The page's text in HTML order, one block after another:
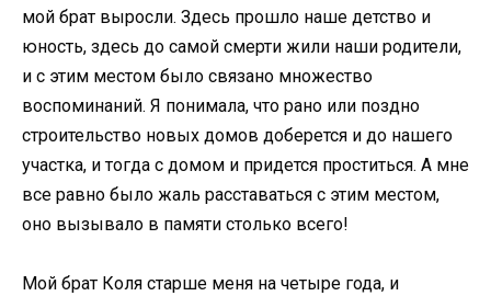
мой брат выросли. Здесь прошло наше детство и
юность, здесь до самой смерти жили наши родители,
и с этим местом было связано множество
воспоминаний. Я понимала, что рано или поздно
строительство новых домов доберется и до нашего
участка, и тогда с домом и придется проститься. А мне
все равно было жаль расставаться с этим местом,
оно вызывало в памяти столько всего!
Мой брат Коля старше меня на четыре года, и